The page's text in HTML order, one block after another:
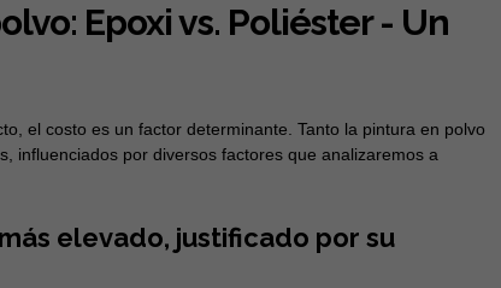
Epoxi vs. Poliéster - Un
el costo es un factor determinante. Tanto la pintura en polvo
influenciados por diversos factores que analizaremos a
elevado, justificado por su